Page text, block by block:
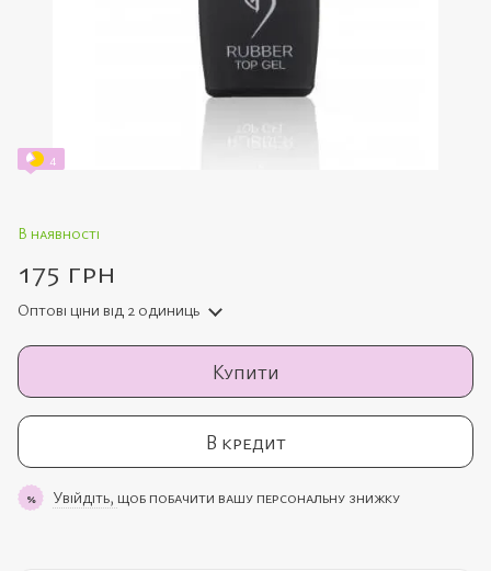
4
В наявності
175 грн
Оптові ціни від 2 одиниць
Купити
В кредит
% Увійдіть, щоб побачити вашу персональну знижку